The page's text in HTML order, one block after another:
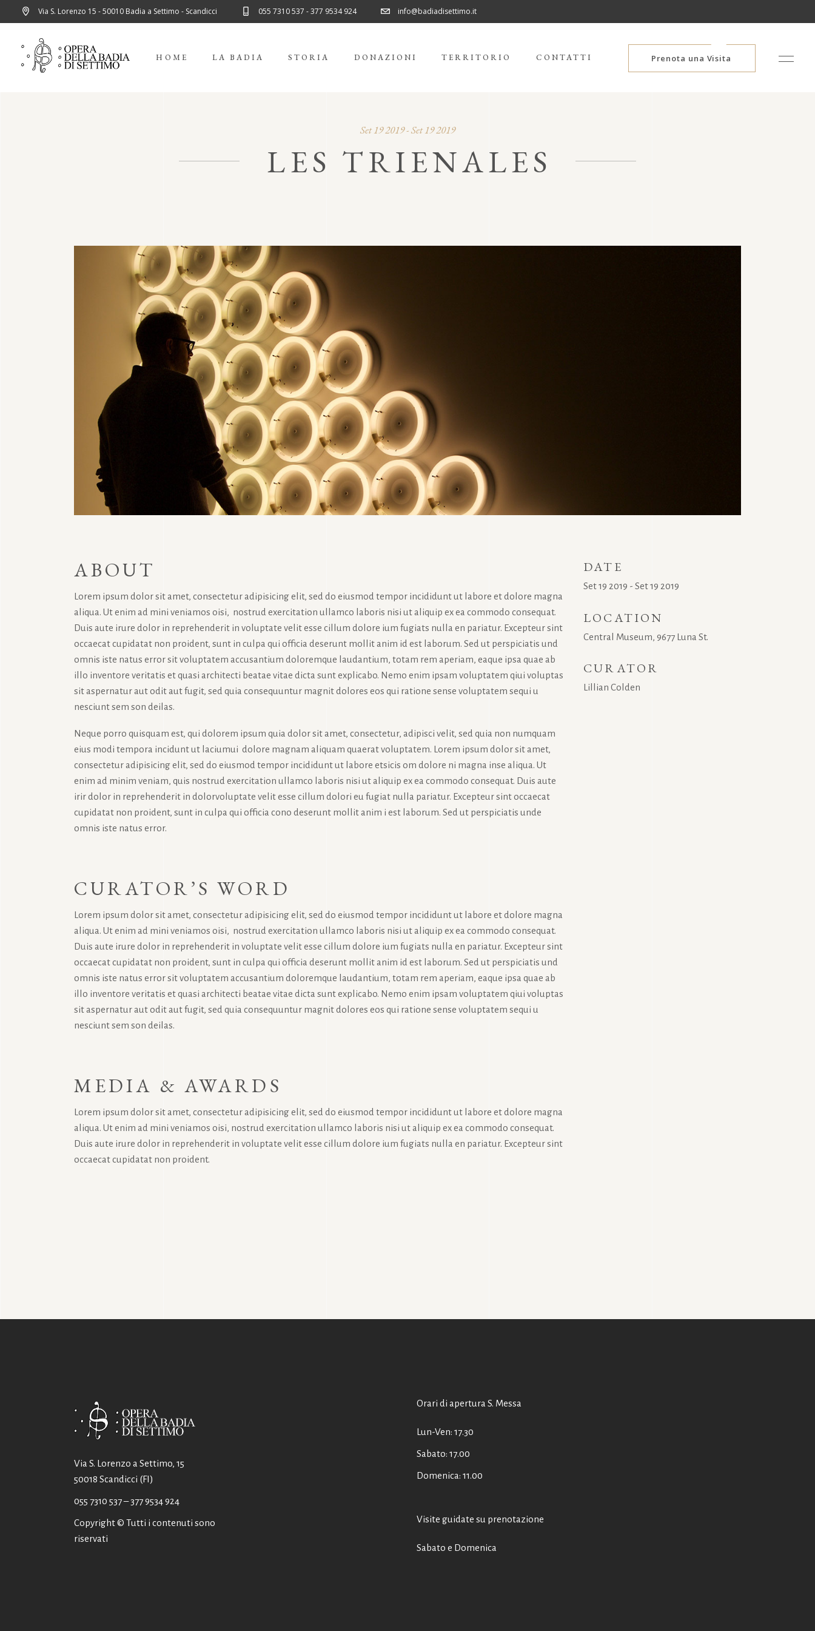
Via S. Lorenzo 15 - 50010 Badia a Settimo - Scandicci 055 7310 537 - 377 9534 924 info@badiadisettimo.it
HOME LA BADIA STORIA DONAZIONI TERRITORIO CONTATTI Prenota una Visita
Set 19 2019 - Set 19 2019
LES TRIENALES
ABOUT
Lorem ipsum dolor sit amet, consectetur adipisicing elit, sed do eiusmod tempor incididunt ut labore et dolore magna
aliqua. Ut enim ad mini veniamos oisi, nostrud exercitation ullamco laboris nisi ut aliquip ex ea commodo consequat.
Duis aute irure dolor in reprehenderit in voluptate velit esse cillum dolore ium fugiats nulla en pariatur. Excepteur sint
occaecat cupidatat non proident, sunt in culpa qui officia deserunt mollit anim id est laborum. Sed ut perspiciatis und
omnis iste natus error sit voluptatem accusantium doloremque laudantium, totam rem aperiam, eaque ipsa quae ab
illo inventore veritatis et quasi architecti beatae vitae dicta sunt explicabo. Nemo enim ipsam voluptatem qiui voluptas
sit aspernatur aut odit aut fugit, sed quia consequuntur magnit dolores eos qui ratione sense voluptatem sequi u
nesciunt sem son deilas.
Neque porro quisquam est, qui dolorem ipsum quia dolor sit amet, consectetur, adipisci velit, sed quia non numquam
eius modi tempora incidunt ut laciumui dolore magnam aliquam quaerat voluptatem. Lorem ipsum dolor sit amet,
consectetur adipisicing elit, sed do eiusmod tempor incididunt ut labore etsicis om dolore ni magna inse aliqua. Ut
enim ad minim veniam, quis nostrud exercitation ullamco laboris nisi ut aliquip ex ea commodo consequat. Duis aute
irir dolor in reprehenderit in dolorvoluptate velit esse cillum dolori eu fugiat nulla pariatur. Excepteur sint occaecat
cupidatat non proident, sunt in culpa qui officia cono deserunt mollit anim i est laborum. Sed ut perspiciatis unde
omnis iste natus error.
CURATOR’S WORD
Lorem ipsum dolor sit amet, consectetur adipisicing elit, sed do eiusmod tempor incididunt ut labore et dolore magna
aliqua. Ut enim ad mini veniamos oisi, nostrud exercitation ullamco laboris nisi ut aliquip ex ea commodo consequat.
Duis aute irure dolor in reprehenderit in voluptate velit esse cillum dolore ium fugiats nulla en pariatur. Excepteur sint
occaecat cupidatat non proident, sunt in culpa qui officia deserunt mollit anim id est laborum. Sed ut perspiciatis und
omnis iste natus error sit voluptatem accusantium doloremque laudantium, totam rem aperiam, eaque ipsa quae ab
illo inventore veritatis et quasi architecti beatae vitae dicta sunt explicabo. Nemo enim ipsam voluptatem qiui voluptas
sit aspernatur aut odit aut fugit, sed quia consequuntur magnit dolores eos qui ratione sense voluptatem sequi u
nesciunt sem son deilas.
MEDIA & AWARDS
Lorem ipsum dolor sit amet, consectetur adipisicing elit, sed do eiusmod tempor incididunt ut labore et dolore magna
aliqua. Ut enim ad mini veniamos oisi, nostrud exercitation ullamco laboris nisi ut aliquip ex ea commodo consequat.
Duis aute irure dolor in reprehenderit in voluptate velit esse cillum dolore ium fugiats nulla en pariatur. Excepteur sint
occaecat cupidatat non proident.
DATE
Set 19 2019 - Set 19 2019
LOCATION
Central Museum, 9677 Luna St.
CURATOR
Lillian Colden
Via S. Lorenzo a Settimo, 15
50018 Scandicci (FI)
055 7310 537– 377 9534 924
Copyright © Tutti i contenuti sono
riservati
Orari di apertura S. Messa
Lun-Ven: 17.30
Sabato: 17.00
Domenica: 11.00
Visite guidate su prenotazione
Sabato e Domenica